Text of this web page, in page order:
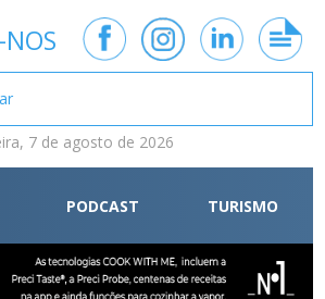
7 de agosto de 2026
PODCAST TURISMO